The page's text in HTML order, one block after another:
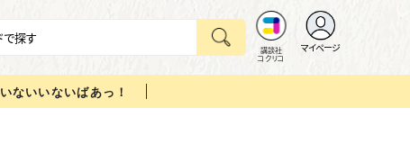
講談社
コクリコ
マイページ
いないいないばあっ！